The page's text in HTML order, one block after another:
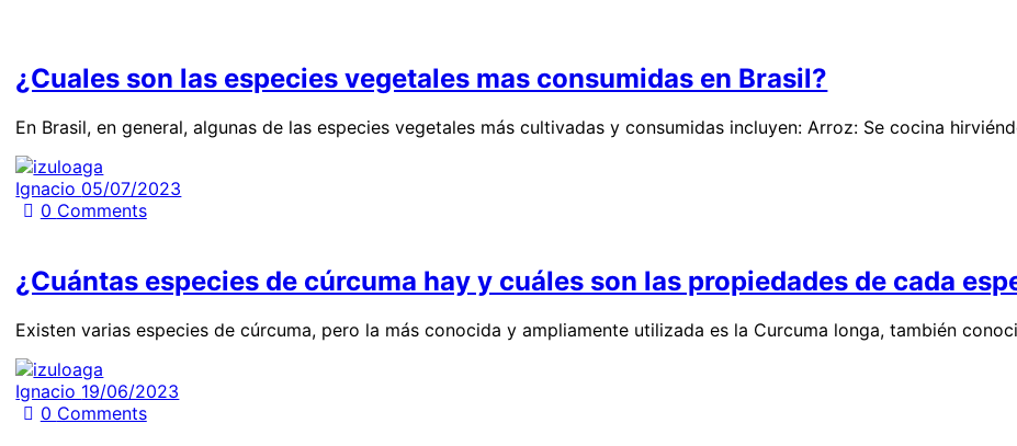
¿Cuales son las especies vegetales mas consumidas en Brasil?
En Brasil, en general, algunas de las especies vegetales más cultivadas y consumidas incluyen: Arroz: Se cocina
Ignacio 05/07/2023
0 Comments
¿Cuántas especies de cúrcuma hay y cuáles son las propiedades de cada
Existen varias especies de cúrcuma, pero la más conocida y ampliamente utilizada es la Curcuma longa, también
Ignacio 19/06/2023
0 Comments